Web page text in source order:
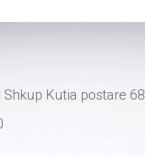
Shkup Kutia postare 68